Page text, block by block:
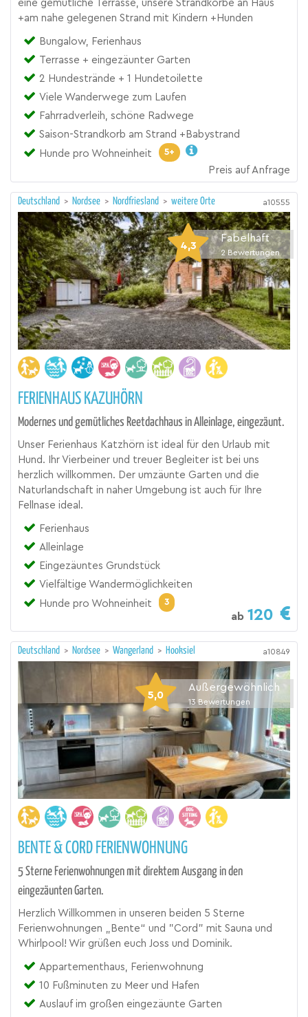
eine gemütliche Terrasse, unsere Strandkörbe an Haus
+am nahe gelegenen Strand mit Kindern +Hunden
Bungalow, Ferienhaus
Terrasse + eingezäunter Garten
2 Hundestrände + 1 Hundetoilette
Viele Wanderwege zum Laufen
Fahrradverleih, schöne Radwege
Saison-Strandkorb am Strand +Babystrand
Hunde pro Wohneinheit
5+
Preis auf Anfrage
Deutschland > Nordsee > Nordfriesland > weitere Orte a10555
4,3
Fabelhaft
2 Bewertungen
FERIENHAUS KAZUHÖRN
Modernes und gemütliches Reetdachhaus in Alleinlage, eingezäunt.
Unser Ferienhaus Katzhörn ist ideal für den Urlaub mit
Hund. Ihr Vierbeiner und treuer Begleiter ist bei uns
herzlich willkommen. Der umzäunte Garten und die
Naturlandschaft in naher Umgebung ist auch für Ihre
Fellnase ideal.
Ferienhaus
Alleinlage
Eingezäuntes Grundstück
Vielfältige Wandermöglichkeiten
Hunde pro Wohneinheit
3
ab 120
Deutschland > Nordsee > Wangerland > Hooksiel a10849
5,0
Außergewöhnlich
13 Bewertungen
BENTE & CORD FERIENWOHNUNG
5 Sterne Ferienwohnungen mit direktem Ausgang in den
eingezäunten Garten.
Herzlich Willkommen in unseren beiden 5 Sterne
Ferienwohnungen „Bente“ und "Cord" mit Sauna und
Whirlpool! Wir grüßen euch Joss und Dominik.
Appartementhaus, Ferienwohnung
10 Fußminuten zu Meer und Hafen
Auslauf im großen eingezäunte Garten